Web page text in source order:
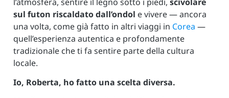
sul futon riscaldato dall’ondol e vivere — ancora
una volta, come già fatto in altri viaggi in Corea —
quell’esperienza autentica e profondamente
tradizionale che ti fa sentire parte della cultura
locale.
Io, Roberta, ho fatto una scelta diversa.